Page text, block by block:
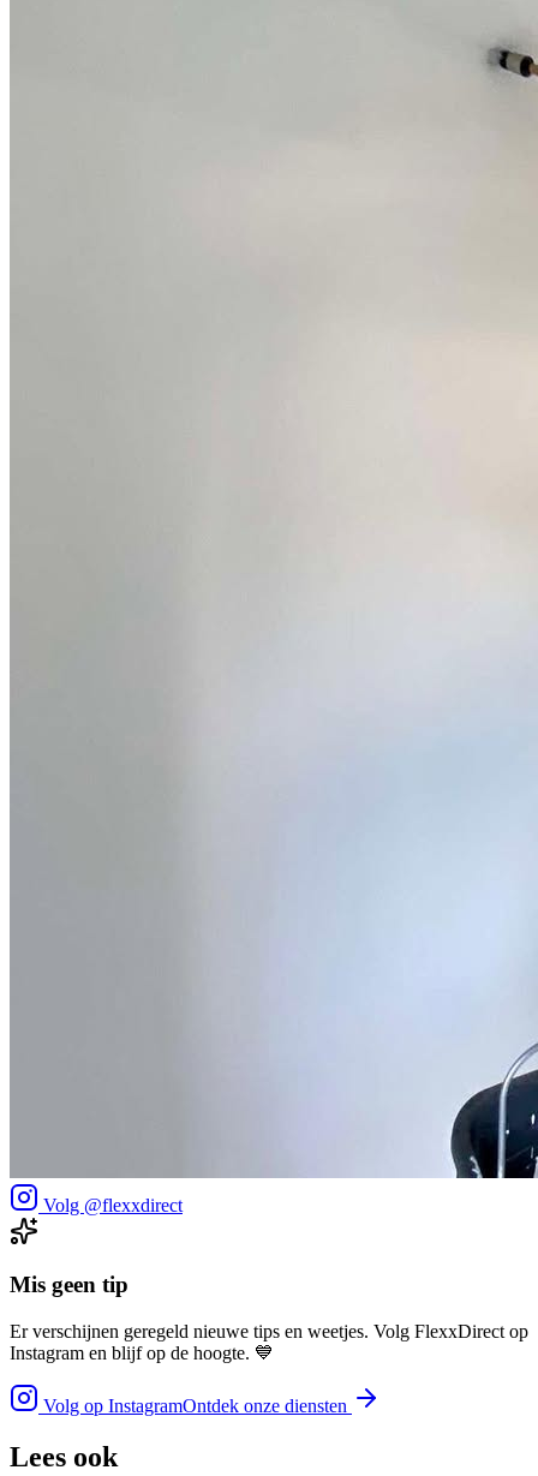
Volg @flexxdirect
Mis geen tip
Er verschijnen geregeld nieuwe tips en weetjes. Volg FlexxDirect op
Instagram en blijf op de hoogte. 💙
Volg op InstagramOntdek onze diensten
Lees ook